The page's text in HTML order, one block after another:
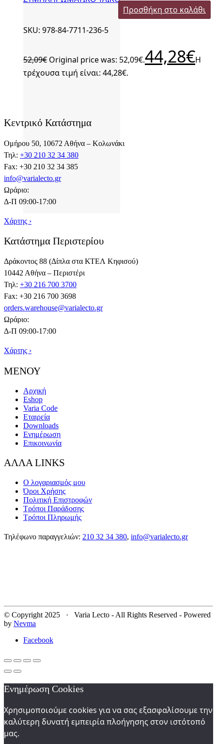
Προσθήκη στο καλάθι
SKU: 978-84-7711-236-5
52,09€ Original price was: 52,09€.44,28€Η
τρέχουσα τιμή είναι: 44,28€.
Κεντρικό Κατάστημα
Ομήρου 50, 10672 Αθήνα – Κολωνάκι
Τηλ: +30 210 32 34 380
Fax: +30 210 32 34 385
info@varialecto.gr
Ωράριο:
Δ-Π 09:00-17:00
Χάρτης ›
Κατάστημα Περιστερίου
Δράκοντος 88 (Δίπλα στα ΚΤΕΛ Κηφισού)
10442 Αθήνα – Περιστέρι
Τηλ: +30 216 700 3700
Fax: +30 216 700 3698
orders.warehouse@varialecto.gr
Ωράριο:
Δ-Π 09:00-17:00
Χάρτης ›
ΜΕΝΟΥ
Αρχική
Eshop
Varia Code
Εταιρεία
Downloads
Ενημέρωση
Επικοινωνία
ΑΛΛΑ LINKS
Ο λογαριασμός μου
Όροι Χρήσης
Πολιτική Επιστροφών
Τρόποι Παράδοσης
Τρόποι Πληρωμής
Τηλέφωνο παραγγελιών: 210 32 34 380, info@varialecto.gr
© Copyright 2025 · Varia Lecto - All Rights Reserved - Powered
by Nevma
Facebook
Ενημέρωση Cookies
Χρησιμοποιούμε cookies για να σας εξασφαλίσουμε την
καλύτερη δυνατή εμπειρία πλοήγησης στον ιστότοπό
μας.